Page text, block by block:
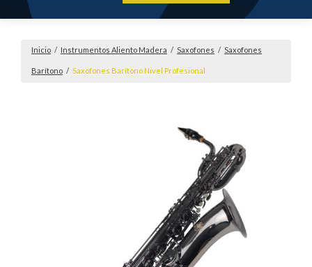
Inicio / Instrumentos Aliento Madera / Saxofones / Saxofones
Barítono / Saxofones Barítono Nivel Profesional